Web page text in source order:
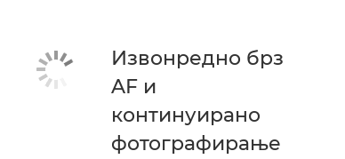
Извонредно брз
AF и
континуирано
фотографирање